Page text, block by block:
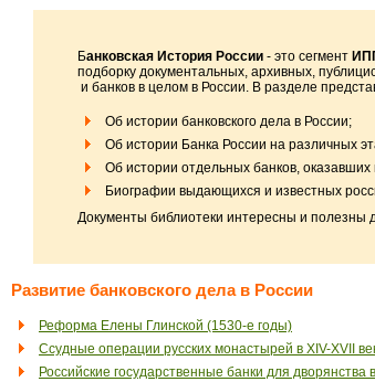
Банковская История России - это сегмент
подборку документальных, архивных,
и банков в целом в России. В разделе
Об истории банковского дела в России;
Об истории Банка России на различных
Об истории отдельных банков,
Биографии выдающихся и известных
Документы библиотеки интересны и полезны
Развитие банковского дела в России
Реформа Елены Глинской (1530-е годы)
Ссудные операции русских монастырей в XIV-XVII
Российские государственные банки для дворянства